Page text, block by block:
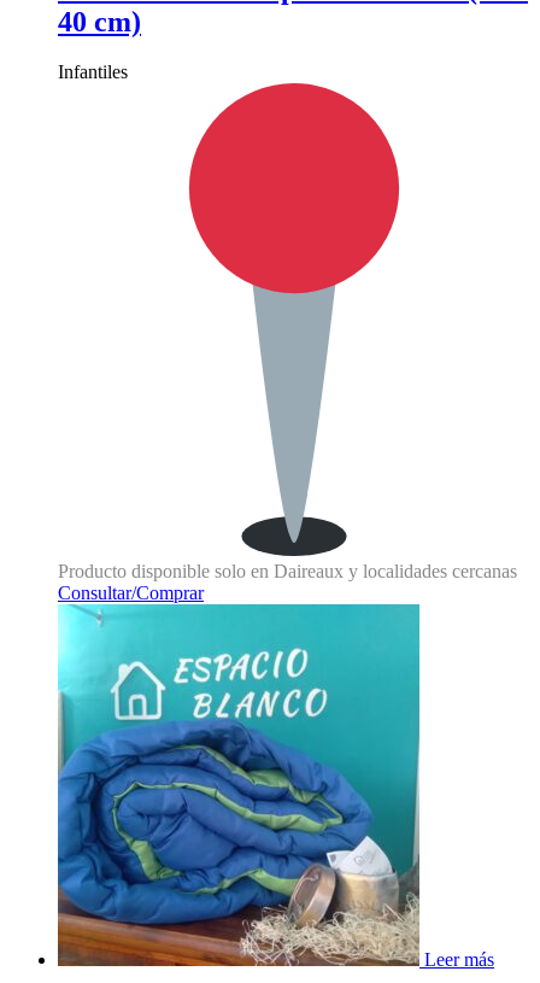
40 cm)
Infantiles
Producto disponible solo en Daireaux y localidades cercanas
Consultar/Comprar
Leer más